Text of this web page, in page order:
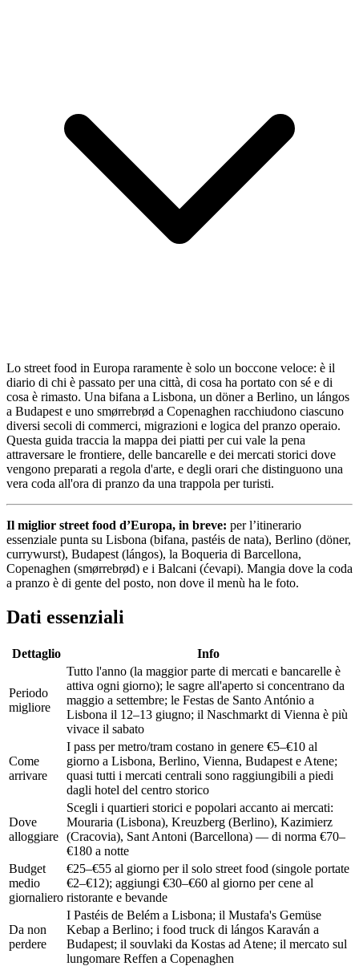
Lo street food in Europa raramente è solo un boccone veloce: è il
diario di chi è passato per una città, di cosa ha portato con sé e di
cosa è rimasto. Una bifana a Lisbona, un döner a Berlino, un lángos
a Budapest e uno smørrebrød a Copenaghen racchiudono ciascuno
diversi secoli di commerci, migrazioni e logica del pranzo operaio.
Questa guida traccia la mappa dei piatti per cui vale la pena
attraversare le frontiere, delle bancarelle e dei mercati storici dove
vengono preparati a regola d'arte, e degli orari che distinguono una
vera coda all'ora di pranzo da una trappola per turisti.
Il miglior street food d’Europa, in breve: per l’itinerario
essenziale punta su Lisbona (bifana, pastéis de nata), Berlino (döner,
currywurst), Budapest (lángos), la Boqueria di Barcellona,
Copenaghen (smørrebrød) e i Balcani (ćevapi). Mangia dove la coda
a pranzo è di gente del posto, non dove il menù ha le foto.
Dati essenziali
Dettaglio Info
Periodo
migliore
Tutto l'anno (la maggior parte di mercati e bancarelle è
attiva ogni giorno); le sagre all'aperto si concentrano da
maggio a settembre; le Festas de Santo António a
Lisbona il 12–13 giugno; il Naschmarkt di Vienna è più
vivace il sabato
Come
arrivare
I pass per metro/tram costano in genere €5–€10 al
giorno a Lisbona, Berlino, Vienna, Budapest e Atene;
quasi tutti i mercati centrali sono raggiungibili a piedi
dagli hotel del centro storico
Dove
alloggiare
Scegli i quartieri storici e popolari accanto ai mercati:
Mouraria (Lisbona), Kreuzberg (Berlino), Kazimierz
(Cracovia), Sant Antoni (Barcellona) — di norma €70–
€180 a notte
Budget
medio
giornaliero
€25–€55 al giorno per il solo street food (singole portate
€2–€12); aggiungi €30–€60 al giorno per cene al
ristorante e bevande
Da non
perdere
I Pastéis de Belém a Lisbona; il Mustafa's Gemüse
Kebap a Berlino; i food truck di lángos Karaván a
Budapest; il souvlaki da Kostas ad Atene; il mercato sul
lungomare Reffen a Copenaghen